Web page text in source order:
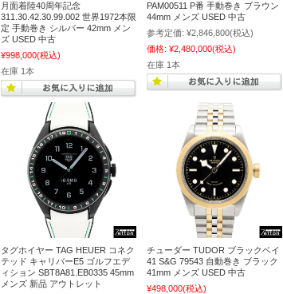
月面着陸40周年記念
311.30.42.30.99.002 世界1972本限
定 手動巻き シルバー 42mm メン
ズ USED 中古
¥998,000(税込)
在庫 1本
PAM00511 P番 手動巻き ブラウン
44mm メンズ USED 中古
参考定価: ¥2,846,800(税込)
価格: ¥2,480,000(税込)
在庫 1本
タグホイヤー TAG HEUER コネク
テッド キャリバーE5 ゴルフエデ
ィション SBT8A81.EB0335 45mm
メンズ 新品 アウトレット
チューダー TUDOR ブラックベイ
41 S&G 79543 自動巻き ブラック
41mm メンズ USED 中古
¥498,000(税込)